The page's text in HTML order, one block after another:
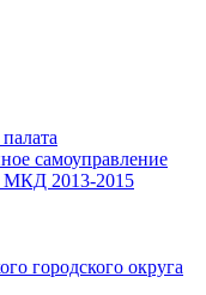
самоуправление
МКД 2013-2015
городского округа